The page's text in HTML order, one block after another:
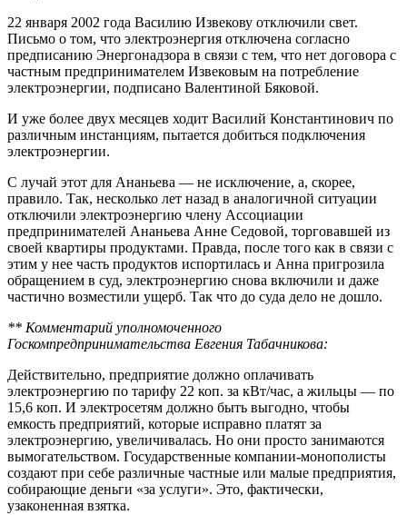
22 января 2002 года Василию Извекову отключили свет.
Письмо о том, что электроэнергия отключена согласно
предписанию Энергонадзора в связи с тем, что нет договора с
частным предпринимателем Извековым на потребление
электроэнергии, подписано Валентиной Бяковой.
И уже более двух месяцев ходит Василий Константинович по
различным инстанциям, пытается добиться подключения
электроэнергии.
С лучай этот для Ананьева — не исключение, а, скорее,
правило. Так, несколько лет назад в аналогичной ситуации
отключили электроэнергию члену Ассоциации
предпринимателей Ананьева Анне Седовой, торговавшей из
своей квартиры продуктами. Правда, после того как в связи с
этим у нее часть продуктов испортилась и Анна пригрозила
обращением в суд, электроэнергию снова включили и даже
частично возместили ущерб. Так что до суда дело не дошло.
** Комментарий уполномоченного
Госкомпредпринимательства Евгения Табачникова:
Действительно, предприятие должно оплачивать
электроэнергию по тарифу 22 коп. за кВт/час, а жильцы — по
15,6 коп. И электросетям должно быть выгодно, чтобы
емкость предприятий, которые исправно платят за
электроэнергию, увеличивалась. Но они просто занимаются
вымогательством. Государственные компании-монополисты
создают при себе различные частные или малые предприятия,
собирающие деньги «за услуги». Это, фактически,
узаконенная взятка.